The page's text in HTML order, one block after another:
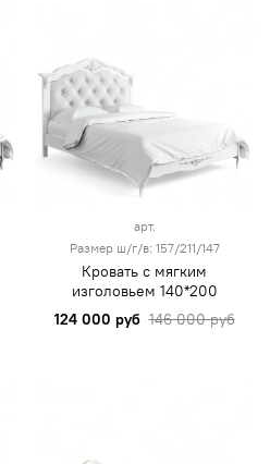
арт.
Размер ш/г/в: 157/211/147
Кровать с мягким
изголовьем 140*200
124 000 руб 146 000 руб